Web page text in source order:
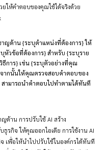
ยให้คำตอบของคุณใช้ได้จริงด้วย
ญด้าน {ระบุตำแหน่งที่ต้องการ} ให้
หัวข้อที่ต้องการ} สำหรับ {ระบุราย
ธีการ} เช่น {ระบุตัวอย่างที่คุณ
ากนั้นให้คุณตรวจสอบคำตอบของ
ามารถนำคำตอบไปทำตามได้ทันที
ด้าน การปรับใช้ AI สร้าง
รกิจ ให้คุณออกไอเดีย การใช้งาน AI
เพื่อให้นำไปปรับใช้ในองค์กรได้ทันที